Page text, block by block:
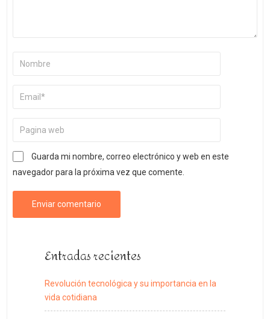
Guarda mi nombre, correo electrónico y web en este
navegador para la próxima vez que comente.
Entradas recientes
Revolución tecnológica y su importancia en la
vida cotidiana